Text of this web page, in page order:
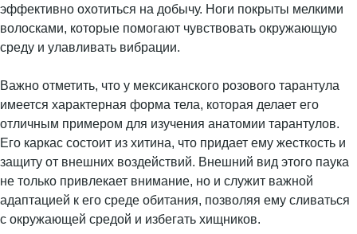
эффективно охотиться на добычу. Ноги покрыты мелкими
волосками, которые помогают чувствовать окружающую
среду и улавливать вибрации.
Важно отметить, что у мексиканского розового тарантула
имеется характерная форма тела, которая делает его
отличным примером для изучения анатомии тарантулов.
Его каркас состоит из хитина, что придает ему жесткость и
защиту от внешних воздействий. Внешний вид этого паука
не только привлекает внимание, но и служит важной
адаптацией к его среде обитания, позволяя ему сливаться
с окружающей средой и избегать хищников.